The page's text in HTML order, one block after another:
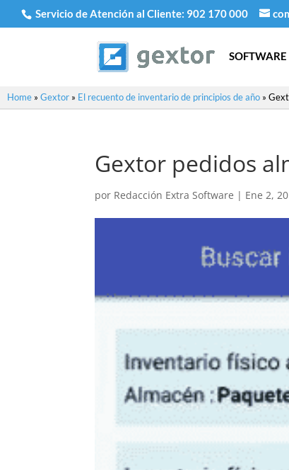
Servicio de Atención al Cliente: 902 170 000
SOFTWARE
Home » Gextor » El recuento de inventario de principios de año »
Gextor pedidos
por Redacción Extra Software | Ene 2,